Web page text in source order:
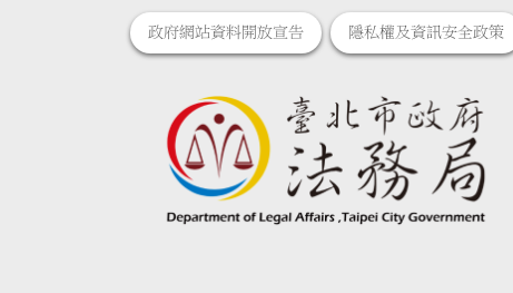
政府網站資料開放宣告 隱私權及資訊安全政策